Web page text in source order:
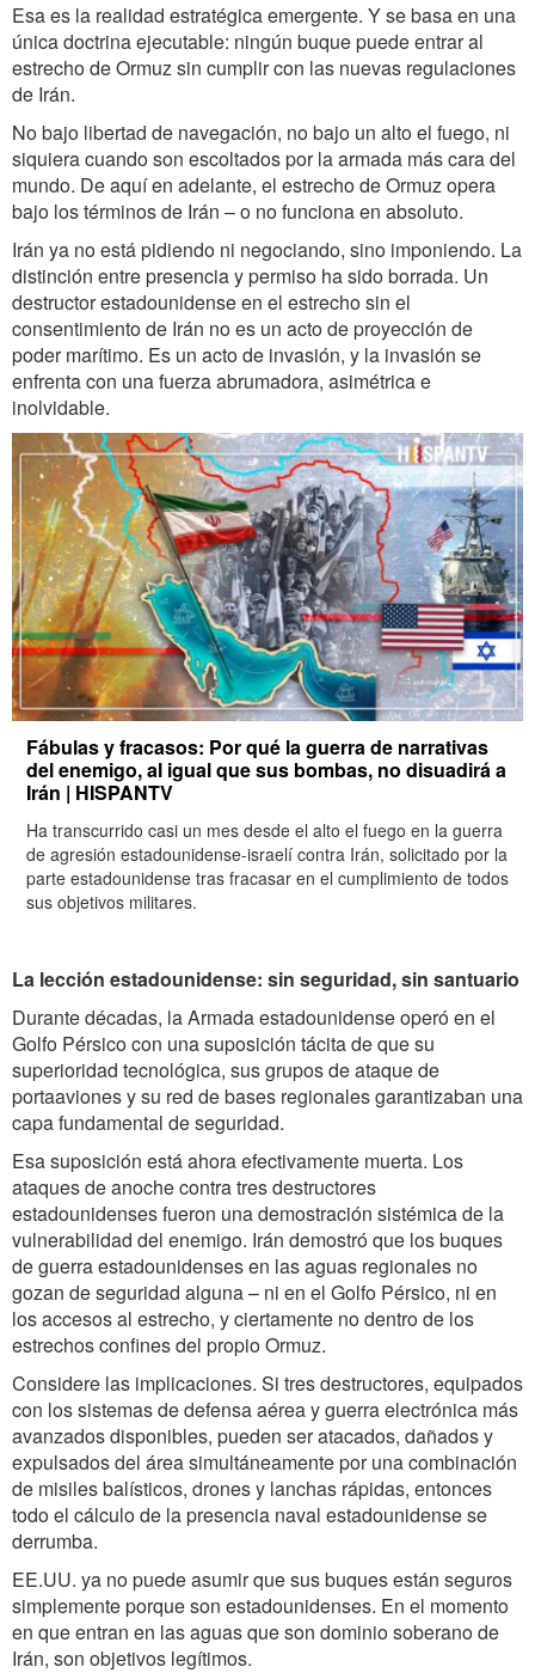
Esa es la realidad estratégica emergente. Y se basa en una
única doctrina ejecutable: ningún buque puede entrar al
estrecho de Ormuz sin cumplir con las nuevas regulaciones
de Irán.
No bajo libertad de navegación, no bajo un alto el fuego, ni
siquiera cuando son escoltados por la armada más cara del
mundo. De aquí en adelante, el estrecho de Ormuz opera
bajo los términos de Irán – o no funciona en absoluto.
Irán ya no está pidiendo ni negociando, sino imponiendo. La
distinción entre presencia y permiso ha sido borrada. Un
destructor estadounidense en el estrecho sin el
consentimiento de Irán no es un acto de proyección de
poder marítimo. Es un acto de invasión, y la invasión se
enfrenta con una fuerza abrumadora, asimétrica e
inolvidable.
Fábulas y fracasos: Por qué la guerra de narrativas
del enemigo, al igual que sus bombas, no disuadirá a
Irán | HISPANTV
Ha transcurrido casi un mes desde el alto el fuego en la guerra
de agresión estadounidense-israelí contra Irán, solicitado por la
parte estadounidense tras fracasar en el cumplimiento de todos
sus objetivos militares.
La lección estadounidense: sin seguridad, sin santuario
Durante décadas, la Armada estadounidense operó en el
Golfo Pérsico con una suposición tácita de que su
superioridad tecnológica, sus grupos de ataque de
portaaviones y su red de bases regionales garantizaban una
capa fundamental de seguridad.
Esa suposición está ahora efectivamente muerta. Los
ataques de anoche contra tres destructores
estadounidenses fueron una demostración sistémica de la
vulnerabilidad del enemigo. Irán demostró que los buques
de guerra estadounidenses en las aguas regionales no
gozan de seguridad alguna – ni en el Golfo Pérsico, ni en
los accesos al estrecho, y ciertamente no dentro de los
estrechos confines del propio Ormuz.
Considere las implicaciones. Si tres destructores, equipados
con los sistemas de defensa aérea y guerra electrónica más
avanzados disponibles, pueden ser atacados, dañados y
expulsados del área simultáneamente por una combinación
de misiles balísticos, drones y lanchas rápidas, entonces
todo el cálculo de la presencia naval estadounidense se
derrumba.
EE.UU. ya no puede asumir que sus buques están seguros
simplemente porque son estadounidenses. En el momento
en que entran en las aguas que son dominio soberano de
Irán, son objetivos legítimos.